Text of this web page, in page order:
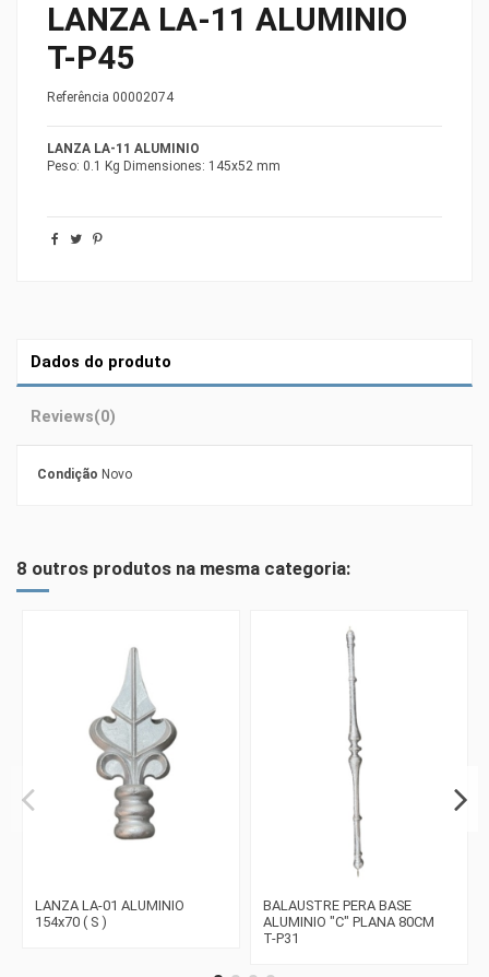
LANZA LA-11 ALUMINIO
T-P45
Referência 00002074
LANZA LA-11 ALUMINIO
Peso: 0.1 Kg Dimensiones: 145x52 mm
Dados do produto
Reviews(0)
Condição Novo
8 outros produtos na mesma categoria:
LANZA LA-01 ALUMINIO
154x70 ( S )
BALAUSTRE PERA BASE
ALUMINIO "C" PLANA 80CM
T-P31